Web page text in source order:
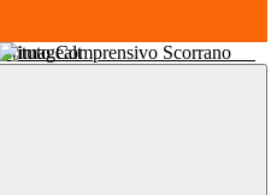
Istituto Comprensivo Scorrano